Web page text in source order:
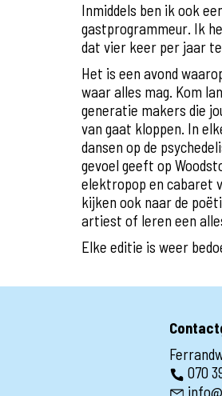
Inmiddels ben ik ook
gastprogrammeur. Ik
dat vier keer per jaar
Het is een avond
waar alles mag. Kom
generatie makers die
van gaat kloppen. In
dansen op de
gevoel geeft op
elektropop en cabaret
kijken ook naar de
artiest of leren een
Elke editie is weer
070